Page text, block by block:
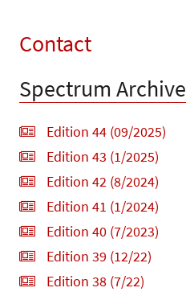
Contact
Spectrum Archive
Edition 44 (09/2025)
Edition 43 (1/2025)
Edition 42 (8/2024)
Edition 41 (1/2024)
Edition 40 (7/2023)
Edition 39 (12/22)
Edition 38 (7/22)